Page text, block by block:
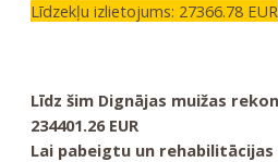
Līdzekļu izlietojums: 27366.78 EUR
Līdz šim Dignājas muižas
234401.26 EUR
Lai pabeigtu un